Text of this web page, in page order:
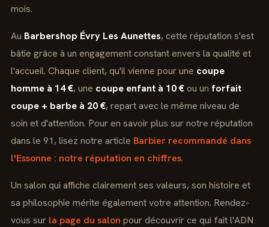
mois.
Au Barbershop Évry Les Aunettes, cette réputation s'est
bâtie grâce à un engagement constant envers la qualité et
l'accueil. Chaque client, qu'il vienne pour une coupe
homme à 14 €, une coupe enfant à 10 €ou un forfait
coupe + barbe à 20 €, repart avec le même niveau de
soin et d'attention. Pour en savoir plus sur notre réputation
dans le 91, lisez notre article Barbier recommandé dans
l'Essonne : notre réputation en chiffres.
Un salon qui affiche clairement ses valeurs, son histoire et
sa philosophie mérite également votre attention. Rendez-
vous sur la page du salon pour découvrir ce qui fait l'ADN